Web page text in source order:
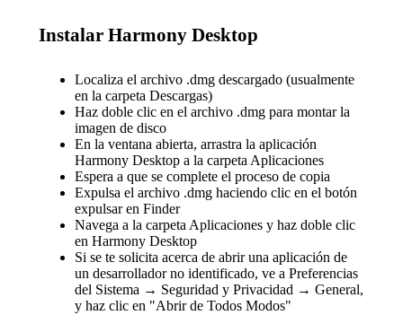
Instalar Harmony Desktop
Localiza el archivo .dmg descargado (usualmente
en la carpeta Descargas)
Haz doble clic en el archivo .dmg para montar la
imagen de disco
En la ventana abierta, arrastra la aplicación
Harmony Desktop a la carpeta Aplicaciones
Espera a que se complete el proceso de copia
Expulsa el archivo .dmg haciendo clic en el botón
expulsar en Finder
Navega a la carpeta Aplicaciones y haz doble clic
en Harmony Desktop
Si se te solicita acerca de abrir una aplicación de
un desarrollador no identificado, ve a Preferencias
del Sistema → Seguridad y Privacidad → General,
y haz clic en "Abrir de Todos Modos"